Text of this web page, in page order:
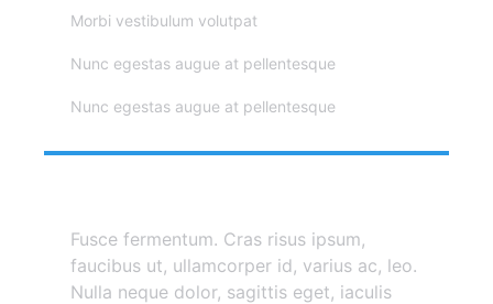
Morbi vestibulum volutpat
Nunc egestas augue at pellentesque
Nunc egestas augue at pellentesque
Fusce fermentum. Cras risus ipsum,
faucibus ut, ullamcorper id, varius ac, leo.
Nulla neque dolor, sagittis eget, iaculis